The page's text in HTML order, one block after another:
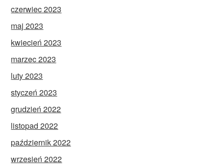
czerwiec 2023
maj 2023
kwiecień 2023
marzec 2023
luty 2023
styczeń 2023
grudzień 2022
listopad 2022
październik 2022
wrzesień 2022